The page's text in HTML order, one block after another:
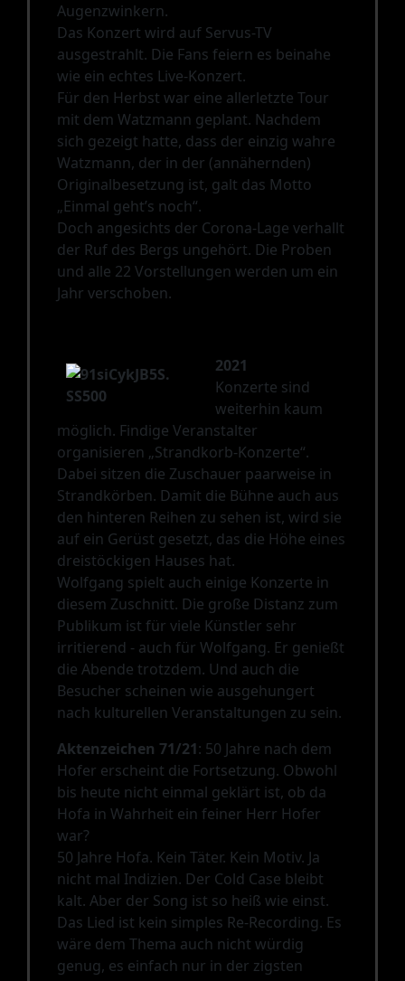
Augenzwinkern.
Das Konzert wird auf Servus-TV
ausgestrahlt. Die Fans feiern es beinahe
wie ein echtes Live-Konzert.
Für den Herbst war eine allerletzte Tour
mit dem Watzmann geplant. Nachdem
sich gezeigt hatte, dass der einzig wahre
Watzmann, der in der (annähernden)
Originalbesetzung ist, galt das Motto
„Einmal geht’s noch“.
Doch angesichts der Corona-Lage verhallt
der Ruf des Bergs ungehört. Die Proben
und alle 22 Vorstellungen werden um ein
Jahr verschoben.
2021
Konzerte sind
weiterhin kaum
möglich. Findige Veranstalter
organisieren „Strandkorb-Konzerte“.
Dabei sitzen die Zuschauer paarweise in
Strandkörben. Damit die Bühne auch aus
den hinteren Reihen zu sehen ist, wird sie
auf ein Gerüst gesetzt, das die Höhe eines
dreistöckigen Hauses hat.
Wolfgang spielt auch einige Konzerte in
diesem Zuschnitt. Die große Distanz zum
Publikum ist für viele Künstler sehr
irritierend - auch für Wolfgang. Er genießt
die Abende trotzdem. Und auch die
Besucher scheinen wie ausgehungert
nach kulturellen Veranstaltungen zu sein.
Aktenzeichen 71/21: 50 Jahre nach dem
Hofer erscheint die Fortsetzung. Obwohl
bis heute nicht einmal geklärt ist, ob da
Hofa in Wahrheit ein feiner Herr Hofer
war?
50 Jahre Hofa. Kein Täter. Kein Motiv. Ja
nicht mal Indizien. Der Cold Case bleibt
kalt. Aber der Song ist so heiß wie einst.
Das Lied ist kein simples Re-Recording. Es
wäre dem Thema auch nicht würdig
genug, es einfach nur in der zigsten